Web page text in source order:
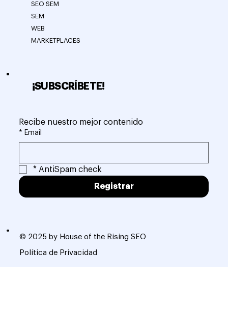
© 2025 by House of the Rising SEO
Política de Privacidad
¡SUBSCRÍBETE!
Recibe nuestro mejor contenido
* Email
* AntiSpam check
Registrar
SEO SEM
SEM
WEB
MARKETPLACES